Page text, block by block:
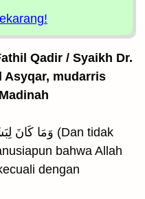
Qadir / Syaikh Dr.
Asyqar, mudarris
bahwa Allah
dengan